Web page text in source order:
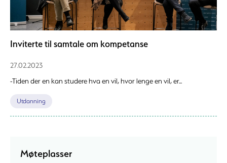
Inviterte til samtale om kompetanse
27.02.2023
-Tiden der en kan studere hva en vil, hvor lenge en vil, er...
Utdanning
Møteplasser